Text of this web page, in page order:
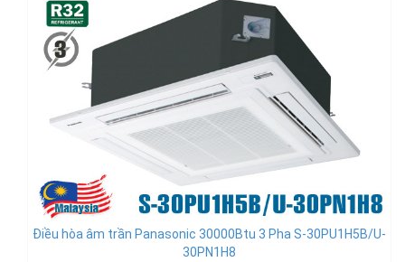
Điều hòa âm trần Panasonic 30000Btu 3 Pha S-30PU1H5B/U-
30PN1H8